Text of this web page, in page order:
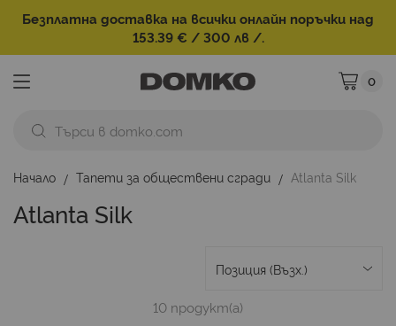
Безплатна доставка на всички онлайн поръчки над
153.39 € / 300 лв /.
Моята
0
Начало Тапети за обществени сгради Atlanta Silk
Atlanta Silk
10 продукт(а)